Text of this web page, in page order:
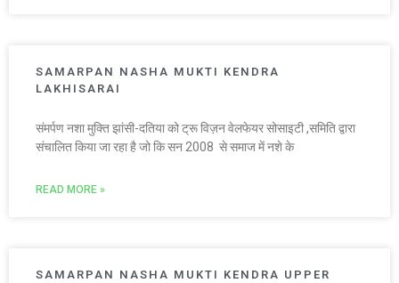
SAMARPAN NASHA MUKTI KENDRA
LAKHISARAI
संमर्पण नशा मुक्ति झांसी-दतिया को ट्रू विज़न वेलफेयर सोसाइटी ,समिति द्वारा
संचालित किया जा रहा है जो कि सन 2008 से समाज में नशे के
READ MORE »
SAMARPAN NASHA MUKTI KENDRA UPPER